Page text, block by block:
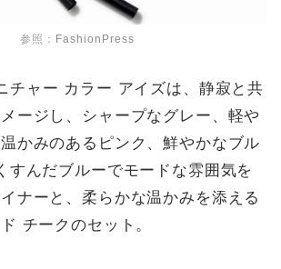
参照： FashionPress
チャー カラー アイズは、静寂と共
ージし、シャープなグレー、軽や
かみのあるピンク、鮮やかなブル
すんだブルーでモードな雰囲気を
ナーと、柔らかな温かみを添える
チークのセット。